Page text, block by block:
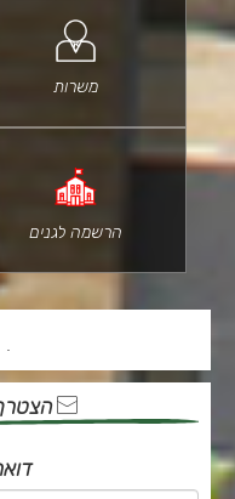
משרות
הרשמה לגנים
.